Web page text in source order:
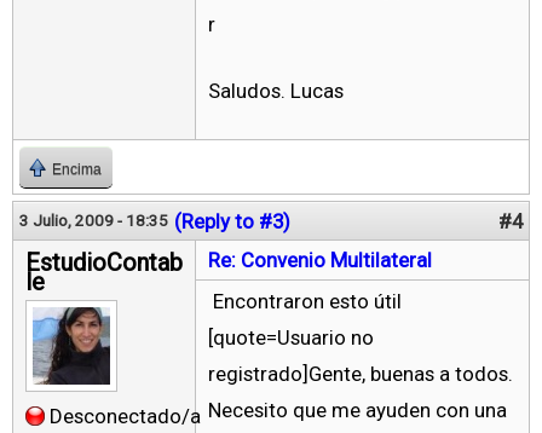
r
Saludos. Lucas
Encima
3 Julio, 2009 - 18:35 (Reply to #3) #4
EstudioContab
le
Desconectado/a
Re: Convenio Multilateral
Encontraron esto útil
[quote=Usuario no
registrado]Gente, buenas a todos.
Necesito que me ayuden con una